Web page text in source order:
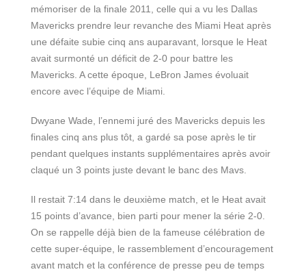
mémoriser de la finale 2011, celle qui a vu les Dallas
Mavericks prendre leur revanche des Miami Heat après
une défaite subie cinq ans auparavant, lorsque le Heat
avait surmonté un déficit de 2-0 pour battre les
Mavericks. A cette époque, LeBron James évoluait
encore avec l’équipe de Miami.
Dwyane Wade, l’ennemi juré des Mavericks depuis les
finales cinq ans plus tôt, a gardé sa pose après le tir
pendant quelques instants supplémentaires après avoir
claqué un 3 points juste devant le banc des Mavs.
Il restait 7:14 dans le deuxième match, et le Heat avait
15 points d’avance, bien parti pour mener la série 2-0.
On se rappelle déjà bien de la fameuse célébration de
cette super-équipe, le rassemblement d’encouragement
avant match et la conférence de presse peu de temps